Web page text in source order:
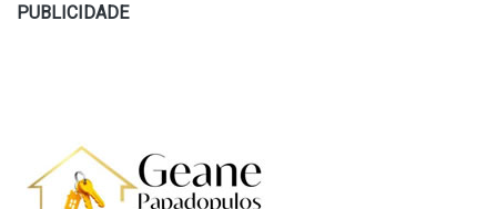
PUBLICIDADE